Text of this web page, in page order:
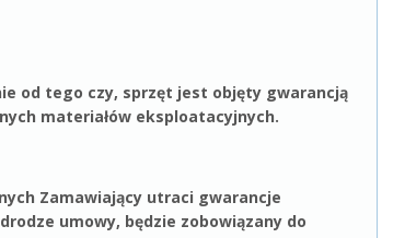
od tego czy, sprzęt jest objęty gwarancją
materiałów eksploatacyjnych.
Zamawiający utraci gwarancje
umowy, będzie zobowiązany do